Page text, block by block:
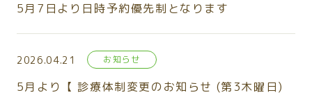
5月7日より日時予約優先制となります
2026.04.21 お知らせ
5月より【 診療体制変更のお知らせ (第3木曜日)